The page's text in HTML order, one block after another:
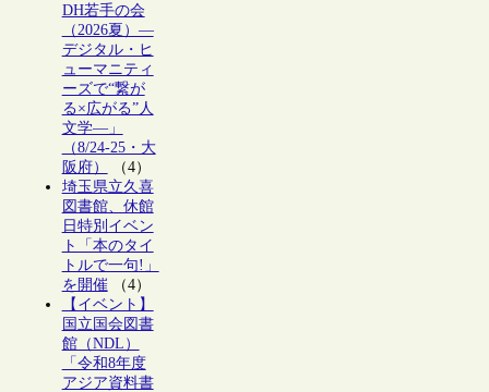
DH若手の会
（2026夏）―
デジタル・ヒ
ューマニティ
ーズで“繋が
る×広がる”人
文学―」
（8/24-25・大
阪府）
（4）
埼玉県立久喜
図書館、休館
日特別イベン
ト「本のタイ
トルで一句!」
を開催（4）
【イベント】
国立国会図書
館（NDL）
「令和8年度
アジア資料書